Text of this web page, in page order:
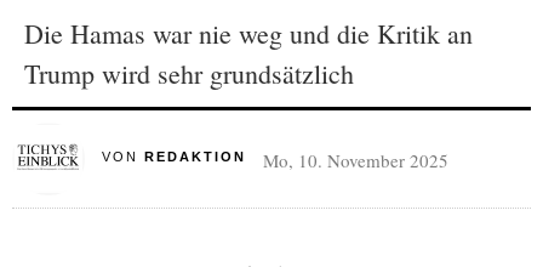
Die Hamas war nie weg und die Kritik an
Trump wird sehr grundsätzlich
VON REDAKTION Mo, 10. November 2025